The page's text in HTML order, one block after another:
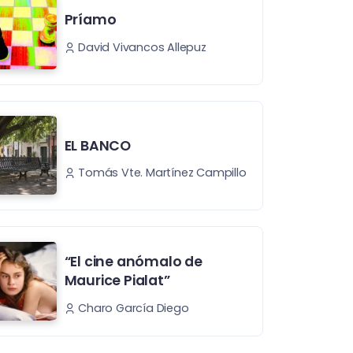
Príamo
David Vivancos Allepuz
EL BANCO
Tomás Vte. Martínez Campillo
“El cine anómalo de
Maurice Pialat”
Charo García Diego